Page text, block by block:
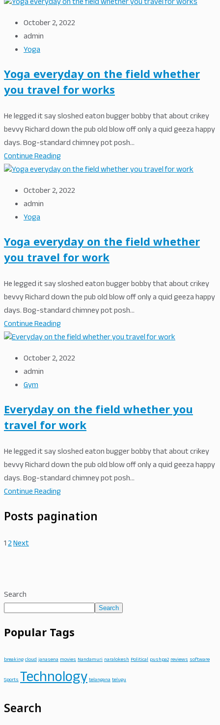
October 2, 2022
admin
Yoga
Yoga everyday on the field whether
you travel for works
He legged it say sloshed eaton bugger bobby that about crikey
bevvy Richard down the pub old blow off only a quid geeza happy
days. Bog-standard chimney pot posh...
Continue Reading
October 2, 2022
admin
Yoga
Yoga everyday on the field whether
you travel for work
He legged it say sloshed eaton bugger bobby that about crikey
bevvy Richard down the pub old blow off only a quid geeza happy
days. Bog-standard chimney pot posh...
Continue Reading
October 2, 2022
admin
Gym
Everyday on the field whether you
travel for work
He legged it say sloshed eaton bugger bobby that about crikey
bevvy Richard down the pub old blow off only a quid geeza happy
days. Bog-standard chimney pot posh...
Continue Reading
Posts pagination
12Next
Search
Search
Popular Tags
breakingcloudjanasenamoviesNandamurinaralokeshPolitical pushpa2reviewssoftware
SportsTechnologytelanganatelugu
Search